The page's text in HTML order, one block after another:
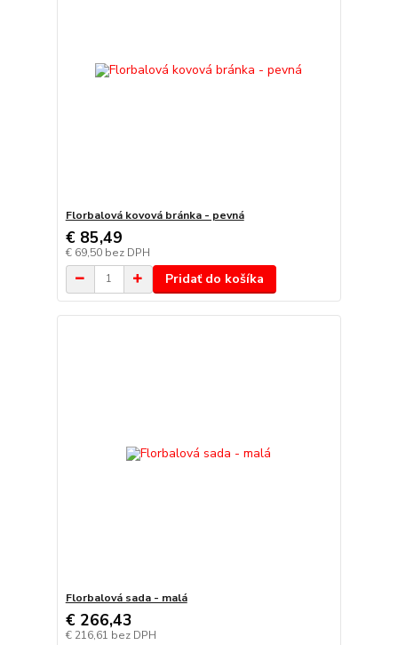
Florbalová kovová bránka - pevná
€ 85,49
€ 69,50 bez DPH
Pridať do košíka
Florbalová sada - malá
€ 266,43
€ 216,61 bez DPH